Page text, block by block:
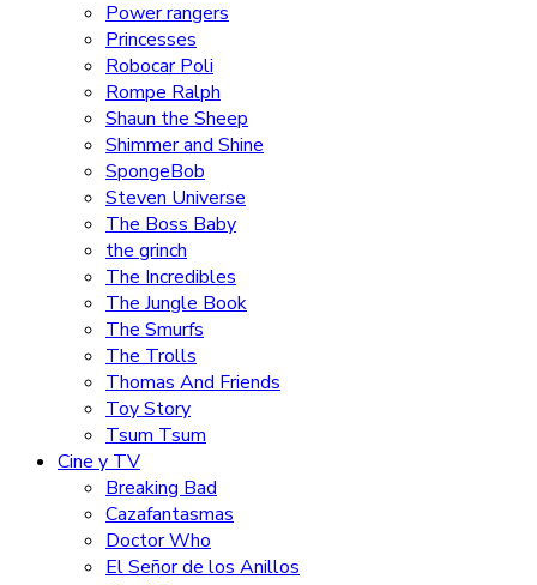
Power rangers
Princesses
Robocar Poli
Rompe Ralph
Shaun the Sheep
Shimmer and Shine
SpongeBob
Steven Universe
The Boss Baby
the grinch
The Incredibles
The Jungle Book
The Smurfs
The Trolls
Thomas And Friends
Toy Story
Tsum Tsum
Cine y TV
Breaking Bad
Cazafantasmas
Doctor Who
El Señor de los Anillos